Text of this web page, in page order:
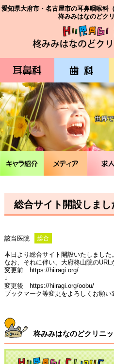
愛知県大府市・名古屋市の耳鼻咽
柊みみはなのどク
総合サイト開設しまし
該当医院
総合
本日より総合サイト開設いたしました。
なお、それに伴い、大府柊山院のURL
変更前 https://hiiragi.org/
↓
変更後
https://hiiragi.org/oobu/
ブックマーク等変更をよろしくお願い
柊みみはなのどクリニ